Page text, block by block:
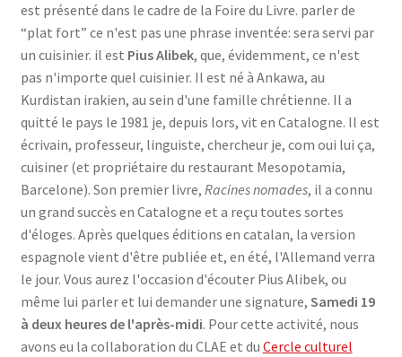
est présenté dans le cadre de la Foire du Livre. parler de
“plat fort” ce n'est pas une phrase inventée: sera servi par
un cuisinier. il est Pius Alibek, que, évidemment, ce n'est
pas n'importe quel cuisinier. Il est né à Ankawa, au
Kurdistan irakien, au sein d'une famille chrétienne. Il a
quitté le pays le 1981 je, depuis lors, vit en Catalogne. Il est
écrivain, professeur, linguiste, chercheur je, com oui lui ça,
cuisiner (et propriétaire du restaurant Mesopotamia,
Barcelone). Son premier livre, Racines nomades, il a connu
un grand succès en Catalogne et a reçu toutes sortes
d'éloges. Après quelques éditions en catalan, la version
espagnole vient d'être publiée et, en été, l'Allemand verra
le jour. Vous aurez l'occasion d'écouter Pius Alibek, ou
même lui parler et lui demander une signature, Samedi 19
à deux heures de l'après-midi. Pour cette activité, nous
avons eu la collaboration du CLAE et du Cercle culturel